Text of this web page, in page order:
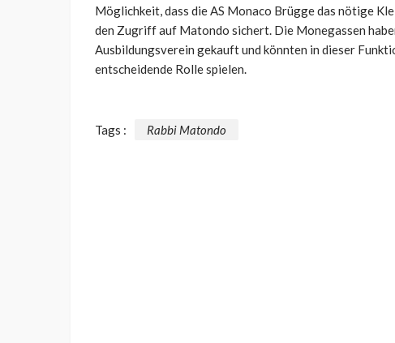
Möglichkeit, dass die AS Monaco Brügge das nötige
den Zugriff auf Matondo sichert. Die Monegassen
Ausbildungsverein gekauft und könnten in dieser
entscheidende Rolle spielen.
Tags : Rabbi Matondo